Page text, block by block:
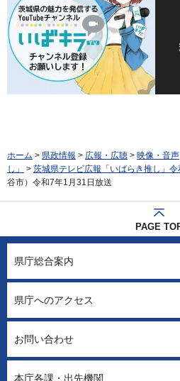
ホーム > 県政情報 > 広報・広聴 > 映像・音声
し」
> 茨城県テレビ広報「いばらき推し」
谷市）令和7年1月31日放送
PAGE
県庁総合案内
県庁へのアクセス
お問い合わせ
本庁各課・出先機関